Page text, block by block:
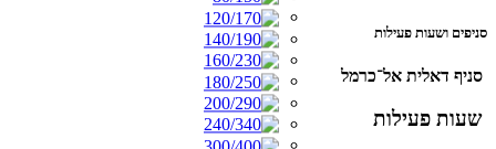
סניפים ושעות פעילות
סניף דאלית אל־כרמל
שעות פעילות